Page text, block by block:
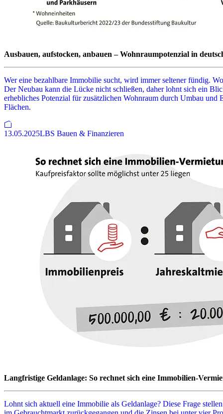
Ausbauen, aufstocken, anbauen – Wohnraumpotenzial in
Wer eine bezahlbare Immobilie sucht, wird immer seltener fündig.
Der Neubau kann die Lücke nicht schließen, daher lohnt sich ein
erhebliches Potenzial für zusätzlichen Wohnraum durch Umbau
Flächen.
13.05.2025LBS Bauen & Finanzieren
Langfristige Geldanlage: So rechnet sich eine Immobilien-
Lohnt sich aktuell eine Immobilie als Geldanlage? Diese Frage